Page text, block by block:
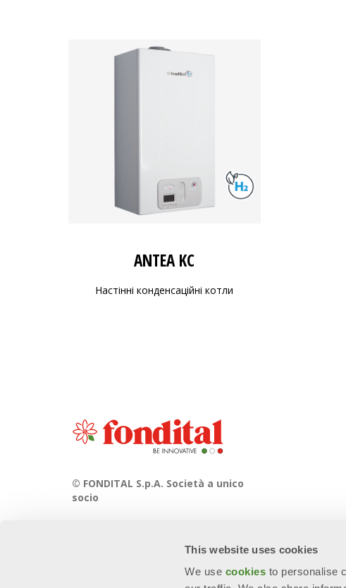
This website uses cookies
We use cookies to personalise
ANTEA KC
Настінні конденсаційні котли
© FONDITAL S.p.A. Società a unico
socio